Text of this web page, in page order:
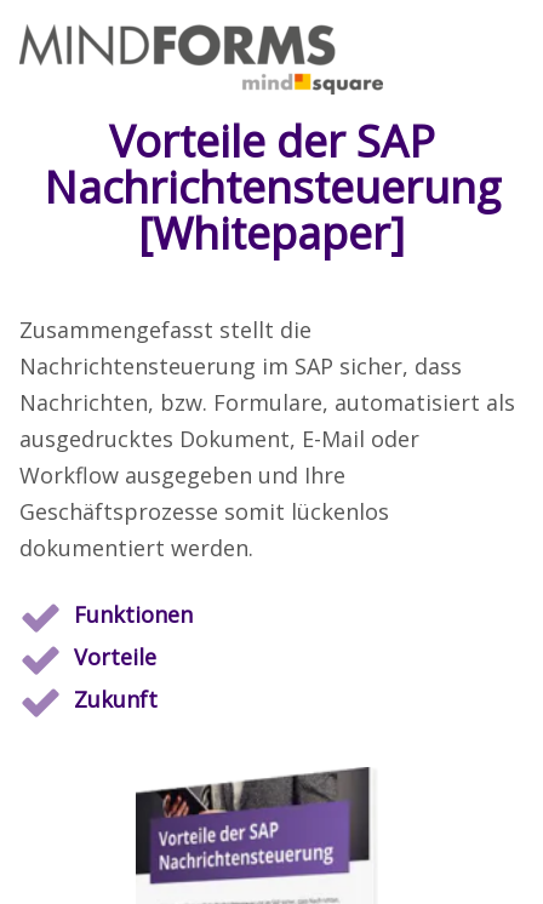
Vorteile der SAP
Nachrichtensteuerung
[Whitepaper]
Zusammengefasst stellt die
Nachrichtensteuerung im SAP sicher, dass
Nachrichten, bzw. Formulare, automatisiert als
ausgedrucktes Dokument, E-Mail oder
Workflow ausgegeben und Ihre
Geschäftsprozesse somit lückenlos
dokumentiert werden.
Funktionen
Vorteile
Zukunft